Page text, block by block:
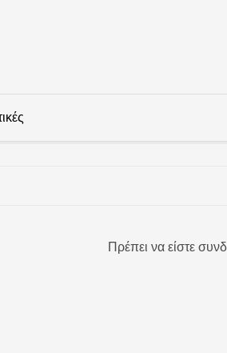
Πρέπει να είστε